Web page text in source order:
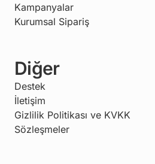
Kampanyalar
Kurumsal Sipariş
Diğer
Destek
İletişim
Gizlilik Politikası ve KVKK
Sözleşmeler